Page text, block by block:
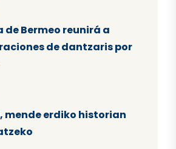
Bermeo reunirá a
de dantzaris por
mende erdiko historian